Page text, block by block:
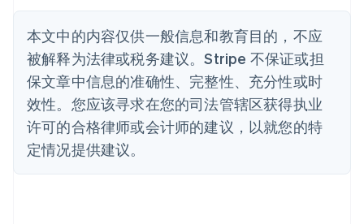
本文中的内容仅供一般信息和教育目的，不应
被解释为法律或税务建议。Stripe 不保证或担
保文章中信息的准确性、完整性、充分性或时
效性。您应该寻求在您的司法管辖区获得执业
许可的合格律师或会计师的建议，以就您的特
定情况提供建议。
丹麦
English
德国
DeutschEnglish
法国
芬兰
English Svenska
荷兰